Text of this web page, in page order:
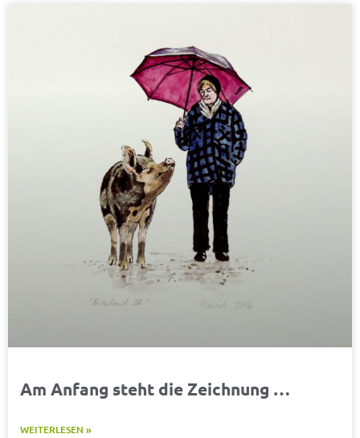
Am Anfang steht die Zeichnung …
WEITERLESEN »